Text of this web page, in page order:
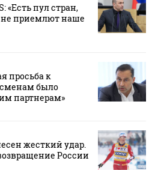
«Есть пул стран,
не приемлют наше
просьба к
было
партнерам»
жесткий удар.
России